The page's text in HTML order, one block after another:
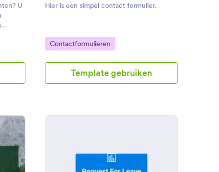
U
als
hun
Hier is een simpel contact formulier.
Go to Category:
Contactformulieren
Template gebruiken